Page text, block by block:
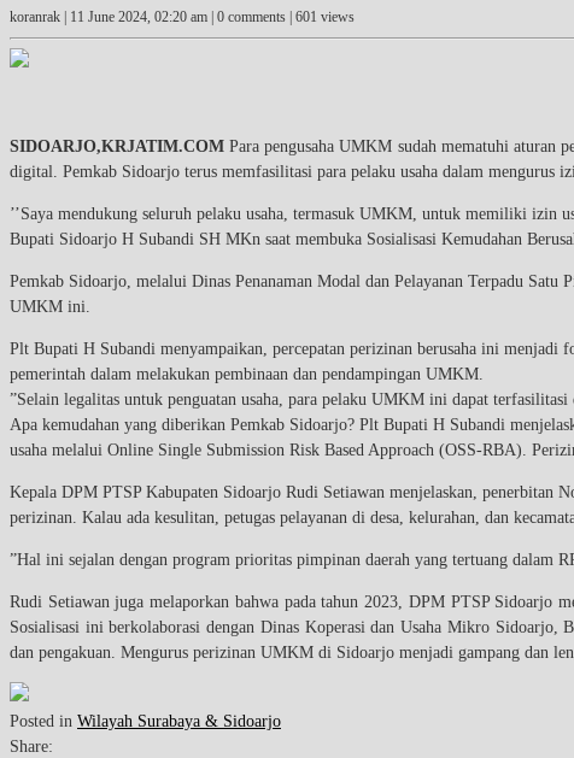
koranrak | 11 June 2024, 02:20 am | 0 comments | 601 views
SIDOARJO,KRJATIM.COM Para pengusaha UMKM sudah mematuhi aturan
digital. Pemkab Sidoarjo terus memfasilitasi para pelaku usaha dalam mengurus
’’Saya mendukung seluruh pelaku usaha, termasuk UMKM, untuk memiliki izin
Bupati Sidoarjo H Subandi SH MKn saat membuka Sosialisasi Kemudahan
Pemkab Sidoarjo, melalui Dinas Penanaman Modal dan Pelayanan Terpadu
UMKM ini.
Plt Bupati H Subandi menyampaikan, percepatan perizinan berusaha ini
pemerintah dalam melakukan pembinaan dan pendampingan UMKM.
”Selain legalitas untuk penguatan usaha, para pelaku UMKM ini dapat
Apa kemudahan yang diberikan Pemkab Sidoarjo? Plt Bupati H Subandi
usaha melalui Online Single Submission Risk Based Approach (OSS-RBA).
Kepala DPM PTSP Kabupaten Sidoarjo Rudi Setiawan menjelaskan, penerbitan
perizinan. Kalau ada kesulitan, petugas pelayanan di desa, kelurahan, dan
”Hal ini sejalan dengan program prioritas pimpinan daerah yang tertuang
Rudi Setiawan juga melaporkan bahwa pada tahun 2023, DPM PTSP Sidoarjo
Sosialisasi ini berkolaborasi dengan Dinas Koperasi dan Usaha Mikro Sidoarjo,
dan pengakuan. Mengurus perizinan UMKM di Sidoarjo menjadi gampang dan
Posted in Wilayah Surabaya & Sidoarjo
Share: